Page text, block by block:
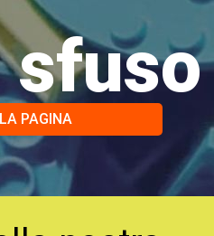
sfuso
PAGINA